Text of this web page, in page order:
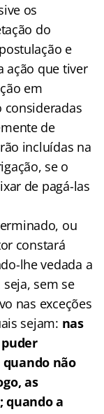
os
do
e
ação que tiver
em
consideradas
de
incluídas na
se o
de pagá-las
ou
constará
lhe vedada a
sem se
nas exceções
sejam: nas
não
as
quando a